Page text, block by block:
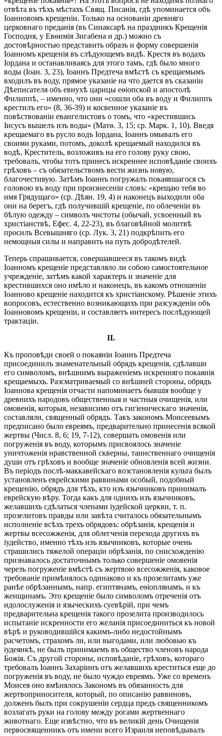
отвѣта въ тѣхъ мѣстахъ Свящ. Писанія, гдѣ упоминается объ
Іоанновомъ крещеніи. Только на основаніи древняго
церковнаго преданія (въ Синаксарѣ на праздникъ Крещенія
Господня, у Евѳимія Зигабена и др.) можно съ
достовѣрностью представить образъ и форму совершенія
Іоанномъ крещенія въ слѣдующемъ видѣ. Крестя въ водахъ
Іордана и останавливаясь для этого тамъ, гдѣ было много
воды (Іоан. 3, 23), Іоаннъ Предтеча вмѣстѣ съ крещаемымъ
входилъ въ воду, прямое указаніе на что дается въ сказаніи
Дѣеписателя объ евнухѣ царицы еѳіопской и апостолѣ
Филиппѣ, – именно, что они «сошли оба въ воду и Филиппъ
крестилъ его» (8, 36-39) и косвенное указаніе въ
повѣствованіи евангелистовъ о томъ, что «крестившись
Іисусъ вышелъ изъ воды» (Матѳ. 3, 15; ср. Марк. 1, 10). Введя
крещаемаго въ русло водъ Іордана, Іоаннъ омывалъ его
своими руками, потомъ, доколѣ крещаемый находился въ
водѣ, Креститель, возложивъ на его голову руку свою,
требовалъ, чтобы тотъ принесъ искреннее исповѣданіе своихъ
грѣховъ – съ обязательствомъ вести жизнь новую,
благочестивую. Затѣмъ Іоаннъ погружалъ покаявшагося съ
головою въ воду при произнесеніи словъ: «крещаю тебя во
имя Грядущаго» (ср. Дѣян. 19, 4) и наконецъ выходили оба
они на берегъ, гдѣ получившій крещеніе, по облеченіи въ
бѣлую одежду – символъ чистоты (обычай, усвоенный въ
христіанствѣ, Ефес. 4, 22-23), въ благовѣйной молитвѣ
просилъ Всевышняго (ср. Лук. 3, 21) подкрѣпить его
немощныя силы и направить на путь добродѣтелей.
Теперь спрашивается, совершавшееся въ такомъ видѣ
Іоанномъ крещеніе представляло ли собою самостоятельное
учрежденіе, затѣмъ какой характеръ и значеніе для
крестившихся оно имѣло и наконецъ, въ какомъ отношеніи
Іоанново крещеніе находится къ христіанскому. Рѣшеніе этихъ
вопросовъ, естественно возникающихъ при разсужденіи объ
Іоанновомъ крещеніи, и составляетъ интересъ послѣдующей
трактаціи.
II.
Къ проповѣди своей о покаяніи Іоаннъ Предтеча
присоединилъ знаменательный обрядъ крещенія, сдѣлавши
его символомъ, внѣшнимъ выраженіемъ искренняго покаянія
крещаемыхъ. Разсматриваемый со внѣшней стороны, обрядъ
Іоаннова крещенія отчасти напоминаетъ бывшія вообще у
древнихъ народовъ общественныя и частныя очищенія, или
омовенія, которыя, независимо отъ гигіеническаго значенія,
составляли, священный обрядъ. Такъ закономъ Моисеевымъ
предписано было евреямъ, предварительно принесенія всякой
жертвы (Числ. 8, 6; 19, 7-12), совершать омовенія или
погруженія въ воду, которымъ присвоялось значеніе
уничтоженія нравственной скверны, таинственнаго очищенія
души отъ грѣховъ и вообще значеніе обновленія всей жизни.
Въ періодъ послѣ-маккавейскаго возстановленія культа былъ
установленъ еврейскими раввинами особый, подобный
крещенію, обрядъ для тѣхъ, кто изъ язычниковъ принималъ
еврейскую вѣру. Тогда какъ для однихъ изъ язычниковъ,
желавшихъ сдѣлаться членами іудейской церкви, т. п.
прозелитовъ правды или завѣта считалось обязательнымъ
исполненіе всѣхъ трехъ обрядовъ: обрѣзанія, крещенія и
жертвы всесожженія, для облегченія перехода другихъ въ
іудейство, именно тѣхъ изъ язычниковъ, которые очень
страшились тяжелой операціи обрѣзанія, по снисхожденію
признавалось достаточнымъ только совершеніе омовенія
черезъ погруженіе вмѣстѣ съ жертвою всесожженія, каковое
требованіе примѣнялось одинаково и къ прозелитамъ уже
ранѣе обрѣзаннымъ, напр. египтянамъ, еѳіоплянамъ, и къ
женщинамъ. Это крещеніе было символомъ отреченія отъ
идолослуженія и языческихъ суевѣрій, при чемъ
предварительна крещенія такого прозелита производилось
испытаніе искренности его желанія присоединиться къ новой
вѣрѣ и руководившійся какимъ-либо недостойнымъ
расчетомъ, страхомъ ли, или выгодами, или любовью къ
іудеянкѣ, не былъ принимаемъ въ общество членовъ народа
Божія. Съ другой стороны, исповѣданіе, грѣховъ, котораго
требовалъ Іоаннъ Захаріинъ отъ желавшихъ креститься еще до
погруженія въ воду, не было чуждо евреямъ. Уже со временъ
Моисея оно вмѣнялось Закономъ въ обязанность для
жертвоприносителя, который, по описанію раввиновъ,
долженъ былъ при сокрушеніи сердца предъ священникомъ
возлагать руки на голову между рогами жертвеннаго
животнаго. Еще извѣстно, что въ великій день Очищенія
первосвященникъ отъ имени всего Израиля иеповѣдывалъ